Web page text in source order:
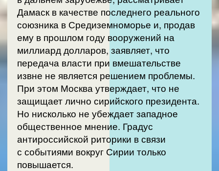
Дамаск в качестве последнего реального
союзника в Средиземноморье и, продав
ему в прошлом году вооружений на
миллиард долларов, заявляет, что
передача власти при вмешательстве
извне не является решением проблемы.
При этом Москва утверждает, что не
защищает лично сирийского президента.
Но нисколько не убеждает западное
общественное мнение. Градус
антироссийской риторики в связи
с событиями вокруг Сирии только
повышается.